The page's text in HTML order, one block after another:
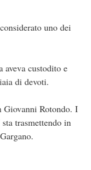
uno dei
aveva custodito e
di devoti.
Giovanni Rotondo. I
trasmettendo in